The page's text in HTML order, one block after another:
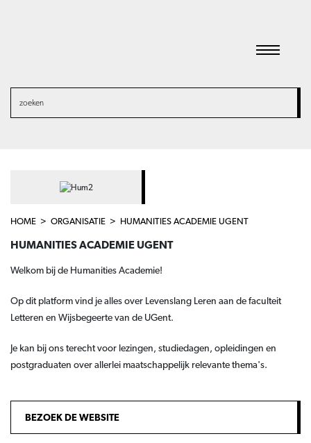
HOME ORGANISATIE HUMANITIES ACADEMIE UGENT
HUMANITIES ACADEMIE UGENT
Welkom bij de Humanities Academie!
Op dit platform vind je alles over Levenslang Leren aan defaculteit
Letteren en Wijsbegeertevan de UGent.
Je kan bij ons terecht voor lezingen, studiedagen, opleidingen en
postgraduaten over allerlei maatschappelijk relevante thema's.
BEZOEK DE WEBSITE